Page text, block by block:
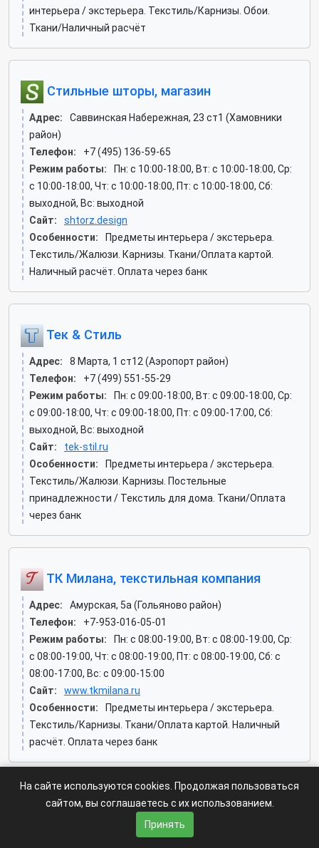
интерьера / экстерьера. Текстиль/Карнизы. Обои.
Ткани/Наличный расчёт
Стильные шторы, магазин
Адрес:
Саввинская Набережная, 23 ст1 (Хамовники
район)
Телефон:
+7 (495) 136-59-65
Режим работы:
Пн: c 10:00-18:00, Вт: c 10:00-18:00, Ср:
c 10:00-18:00, Чт: c 10:00-18:00, Пт: c 10:00-18:00, Сб:
выходной, Вс: выходной
Сайт:
shtorz.design
Особенности:
Предметы интерьера / экстерьера.
Текстиль/Жалюзи. Карнизы. Ткани/Оплата картой.
Наличный расчёт. Оплата через банк
Тек & Стиль
Адрес:
8 Марта, 1 ст12 (Аэропорт район)
Телефон:
+7 (499) 551-55-29
Режим работы:
Пн: c 09:00-18:00, Вт: c 09:00-18:00, Ср:
c 09:00-18:00, Чт: c 09:00-18:00, Пт: c 09:00-17:00, Сб:
выходной, Вс: выходной
Сайт:
tek-stil.ru
Особенности:
Предметы интерьера / экстерьера.
Текстиль/Жалюзи. Карнизы. Постельные
принадлежности / Текстиль для дома. Ткани/Оплата
через банк
ТК Милана, текстильная компания
Адрес:
Амурская, 5а (Гольяново район)
Телефон:
+7-953-016-05-01
Режим работы:
Пн: c 08:00-19:00, Вт: c 08:00-19:00, Ср:
c 08:00-19:00, Чт: c 08:00-19:00, Пт: c 08:00-19:00, Сб: c
08:00-17:00, Вс: c 09:00-15:00
Сайт:
www.tkmilana.ru
Особенности:
Предметы интерьера / экстерьера.
Текстиль/Карнизы. Ткани/Оплата картой. Наличный
расчёт. Оплата через банк
Worldtex, фирма
Уральская, 6 к1 (Гольяново район)
На сайте используются cookies. Продолжая пользоваться
сайтом, вы соглашаетесь с их использованием.
Принять